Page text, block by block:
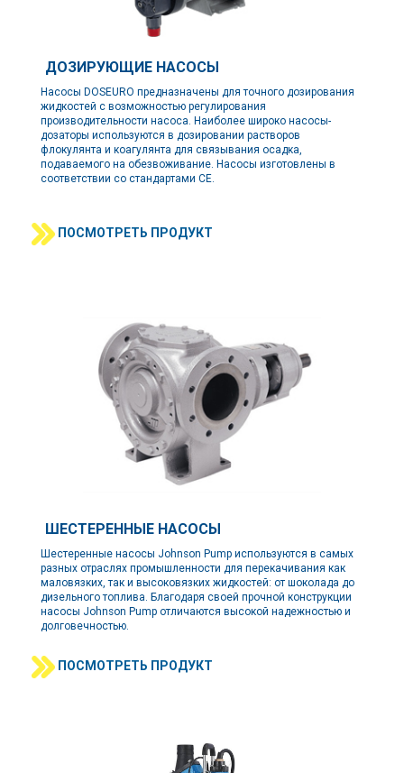
ДОЗИРУЮЩИЕ НАСОСЫ
Насосы DOSEURO предназначены для точного дозирования
жидкостей с возможностью регулирования
производительности насоса. Наиболее широко насосы-
дозаторы используются в дозировании растворов
флокулянта и коагулянта для связывания осадка,
подаваемого на обезвоживание. Насосы изготовлены в
соответствии со стандартами СЕ.
ПОСМОТРЕТЬ ПРОДУКТ
ШЕСТЕРЕННЫЕ НАСОСЫ
Шестеренные насосы Johnson Pump используются в самых
разных отраслях промышленности для перекачивания как
маловязких, так и высоковязких жидкостей: от шоколада до
дизельного топлива. Благодаря своей прочной конструкции
насосы Johnson Pump отличаются высокой надежностью и
долговечностью.
ПОСМОТРЕТЬ ПРОДУКТ